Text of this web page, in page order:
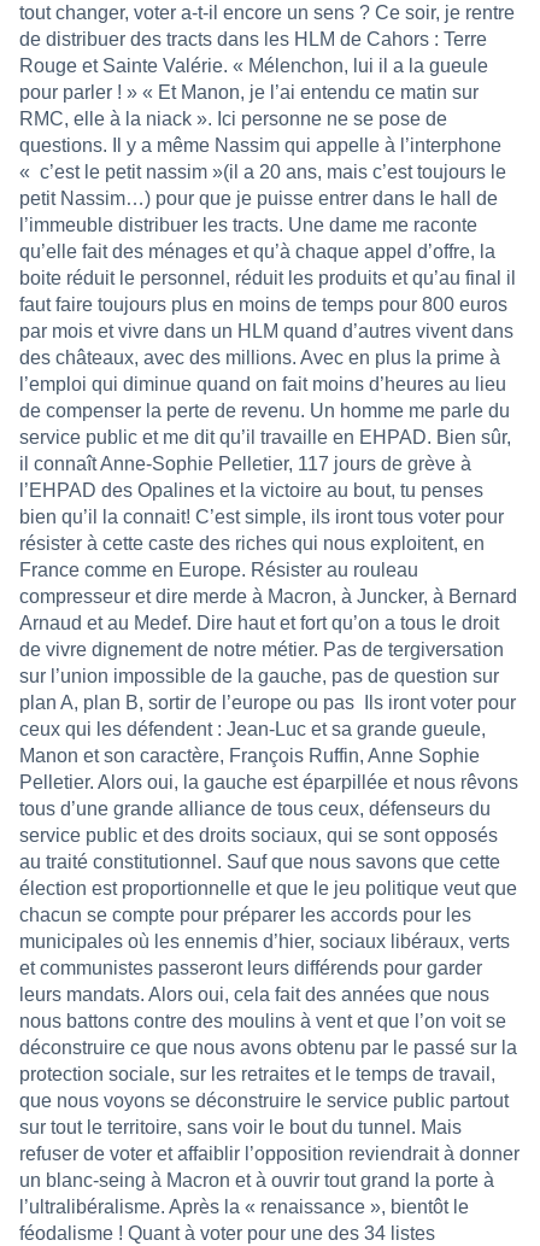
tout changer, voter a-t-il encore un sens ? Ce soir, je rentre
de distribuer des tracts dans les HLM de Cahors : Terre
Rouge et Sainte Valérie. « Mélenchon, lui il a la gueule
pour parler ! » « Et Manon, je l’ai entendu ce matin sur
RMC, elle à la niack ». Ici personne ne se pose de
questions. Il y a même Nassim qui appelle à l’interphone
« c’est le petit nassim »(il a 20 ans, mais c’est toujours le
petit Nassim…) pour que je puisse entrer dans le hall de
l’immeuble distribuer les tracts. Une dame me raconte
qu’elle fait des ménages et qu’à chaque appel d’offre, la
boite réduit le personnel, réduit les produits et qu’au final il
faut faire toujours plus en moins de temps pour 800 euros
par mois et vivre dans un HLM quand d’autres vivent dans
des châteaux, avec des millions. Avec en plus la prime à
l’emploi qui diminue quand on fait moins d’heures au lieu
de compenser la perte de revenu. Un homme me parle du
service public et me dit qu’il travaille en EHPAD. Bien sûr,
il connaît Anne-Sophie Pelletier, 117 jours de grève à
l’EHPAD des Opalines et la victoire au bout, tu penses
bien qu’il la connait! C’est simple, ils iront tous voter pour
résister à cette caste des riches qui nous exploitent, en
France comme en Europe. Résister au rouleau
compresseur et dire merde à Macron, à Juncker, à Bernard
Arnaud et au Medef. Dire haut et fort qu’on a tous le droit
de vivre dignement de notre métier. Pas de tergiversation
sur l’union impossible de la gauche, pas de question sur
plan A, plan B, sortir de l’europe ou pas Ils iront voter pour
ceux qui les défendent : Jean-Luc et sa grande gueule,
Manon et son caractère, François Ruffin, Anne Sophie
Pelletier. Alors oui, la gauche est éparpillée et nous rêvons
tous d’une grande alliance de tous ceux, défenseurs du
service public et des droits sociaux, qui se sont opposés
au traité constitutionnel. Sauf que nous savons que cette
élection est proportionnelle et que le jeu politique veut que
chacun se compte pour préparer les accords pour les
municipales où les ennemis d’hier, sociaux libéraux, verts
et communistes passeront leurs différends pour garder
leurs mandats. Alors oui, cela fait des années que nous
nous battons contre des moulins à vent et que l’on voit se
déconstruire ce que nous avons obtenu par le passé sur la
protection sociale, sur les retraites et le temps de travail,
que nous voyons se déconstruire le service public partout
sur tout le territoire, sans voir le bout du tunnel. Mais
refuser de voter et affaiblir l’opposition reviendrait à donner
un blanc-seing à Macron et à ouvrir tout grand la porte à
l’ultralibéralisme. Après la « renaissance », bientôt le
féodalisme ! Quant à voter pour une des 34 listes